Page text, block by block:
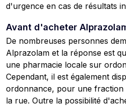
d'urgence en cas de résultats
Avant d'acheter
De nombreuses personnes
Alprazolam et la réponse est
une pharmacie locale sur
Cependant, il est également
ordonnance, pour une fraction
la rue. Outre la possibilité